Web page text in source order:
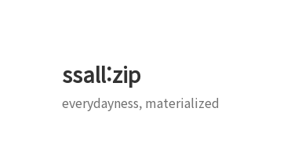
ssall:zip
everydayness, materialized